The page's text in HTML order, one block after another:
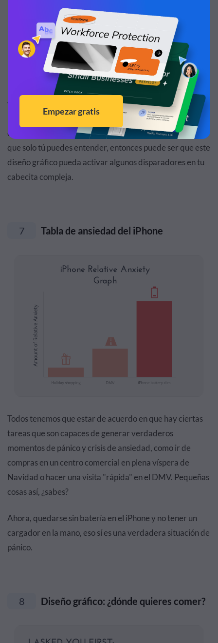
Un diseño gráfico eficiente generalmente es una pieza
visual fácil de entender y que transmite información de
interés al usuario. Si tus intentos de crear diseños gráficos
divertidos funcionan más como chistes internos, aquellos
que solo tú puedes entender, entonces puede ser que este
diseño gráfico pueda activar algunos disparadores en tu
cabecita compleja.
7 Tabla de ansiedad del iPhone
Todos tenemos que estar de acuerdo en que hay ciertas
tareas que son capaces de generar verdaderos
momentos de pánico y crisis de ansiedad, como ir de
compras en un centro comercial en plena víspera de
Navidad o hacer una visita "rápida" en el DMV. Pequeñas
cosas así, ¿sabes?
Ahora, quedarse sin batería en el iPhone y no tener un
cargador en la mano, eso sí es una verdadera situación de
pánico.
8 Diseño gráfico: ¿dónde quieres comer?